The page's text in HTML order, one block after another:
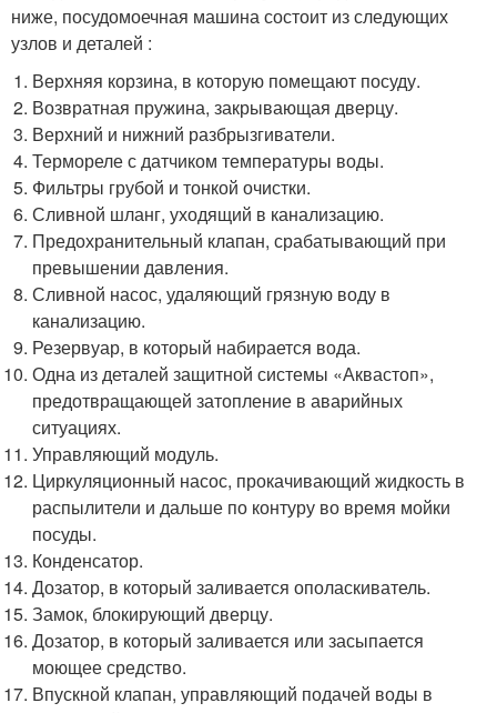
ниже, посудомоечная машина состоит из следующих
узлов и деталей :
Верхняя корзина, в которую помещают посуду.
Возвратная пружина, закрывающая дверцу.
Верхний и нижний разбрызгиватели.
Термореле с датчиком температуры воды.
Фильтры грубой и тонкой очистки.
Сливной шланг, уходящий в канализацию.
Предохранительный клапан, срабатывающий при
превышении давления.
Сливной насос, удаляющий грязную воду в
канализацию.
Резервуар, в который набирается вода.
Одна из деталей защитной системы «Аквастоп»,
предотвращающей затопление в аварийных
ситуациях.
Управляющий модуль.
Циркуляционный насос, прокачивающий жидкость в
распылители и дальше по контуру во время мойки
посуды.
Конденсатор.
Дозатор, в который заливается ополаскиватель.
Замок, блокирующий дверцу.
Дозатор, в который заливается или засыпается
моющее средство.
Впускной клапан, управляющий подачей воды в